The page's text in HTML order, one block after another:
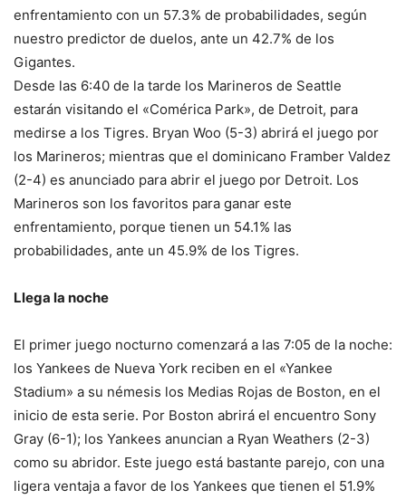
enfrentamiento con un 57.3% de probabilidades, según
nuestro predictor de duelos, ante un 42.7% de los
Gigantes.
Desde las 6:40 de la tarde los Marineros de Seattle
estarán visitando el «Comérica Park», de Detroit, para
medirse a los Tigres. Bryan Woo (5-3) abrirá el juego por
los Marineros; mientras que el dominicano Framber Valdez
(2-4) es anunciado para abrir el juego por Detroit. Los
Marineros son los favoritos para ganar este
enfrentamiento, porque tienen un 54.1% las
probabilidades, ante un 45.9% de los Tigres.
Llega la noche
El primer juego nocturno comenzará a las 7:05 de la noche:
los Yankees de Nueva York reciben en el «Yankee
Stadium» a su némesis los Medias Rojas de Boston, en el
inicio de esta serie. Por Boston abrirá el encuentro Sony
Gray (6-1); los Yankees anuncian a Ryan Weathers (2-3)
como su abridor. Este juego está bastante parejo, con una
ligera ventaja a favor de los Yankees que tienen el 51.9%